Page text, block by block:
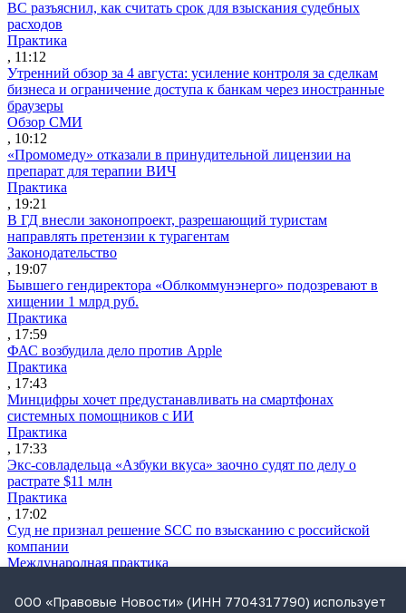
ВС разъяснил, как считать срок для взыскания судебных
расходов
Практика
, 11:12
Утренний обзор за 4 августа: усиление контроля за сделкам
бизнеса и ограничение доступа к банкам через иностранные
браузеры
Обзор СМИ
, 10:12
«Промомеду» отказали в принудительной лицензии на
препарат для терапии ВИЧ
Практика
, 19:21
В ГД внесли законопроект, разрешающий туристам
направлять претензии к турагентам
Законодательство
, 19:07
Бывшего гендиректора «Облкоммунэнерго» подозревают в
хищении 1 млрд руб.
Практика
, 17:59
ФАС возбудила дело против Apple
Практика
, 17:43
Минцифры хочет предустанавливать на смартфонах
системных помощников с ИИ
Практика
, 17:33
Экс-совладельца «Азбуки вкуса» заочно судят по делу о
растрате $11 млн
Практика
, 17:02
Суд не признал решение SCC по взысканию с российской
компании
Международная практика
Дроны могут начать применять для фиксации нарушений
ООО «Правовые Новости» (ИНН 7704317790) использует